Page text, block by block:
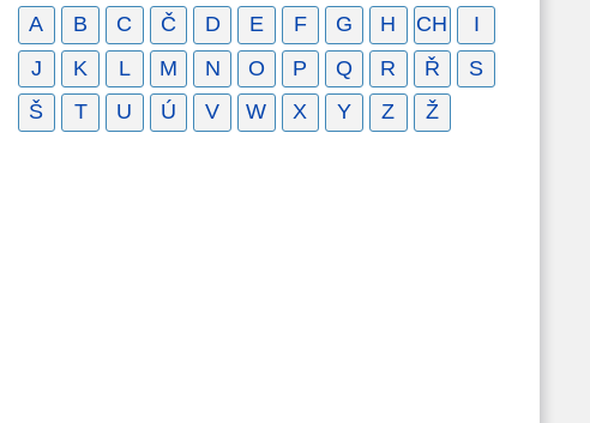
A B C Č D E F G H CH
I
J
K L M N O P Q R Ř
S
Š
T U Ú V W X Y Z Ž